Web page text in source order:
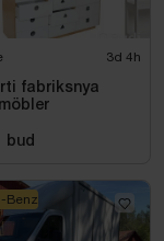
3d 4h
fabriksnya
bud
Benz